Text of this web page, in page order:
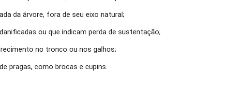
da árvore, fora de seu eixo natural;
ou que indicam perda de sustentação;
no tronco ou nos galhos;
pragas, como brocas e cupins.